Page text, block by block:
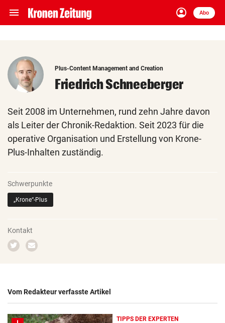
menu Navigation
ein-/ausklappen
account_circle
Anmelden
Abo
close Schließen
account_circle Anmelden
arrow_right
pin_drop
Wien arrow_right Bundesland
bookmark Merkliste
eingeben
© Krone Multimedia GmbH & Co KG 2026
Muthgasse 2, 1190 Wien
Plus-Content Management and Creation
Friedrich Schneeberger
Seit 2008 im Unternehmen, rund zehn Jahre davon
als Leiter der Chronik-Redaktion. Seit 2023 für die
operative Organisation und Erstellung von Krone-
Plus-Inhalten zuständig.
Schwerpunkte
„Krone“-Plus
Kontakt
Zum
Twitter-
Email
schreiben
Vom Redakteur verfasste Artikel
TIPPS DER EXPERTEN